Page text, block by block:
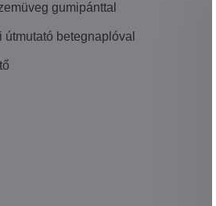
gumipánttal
útmutató betegnaplóval